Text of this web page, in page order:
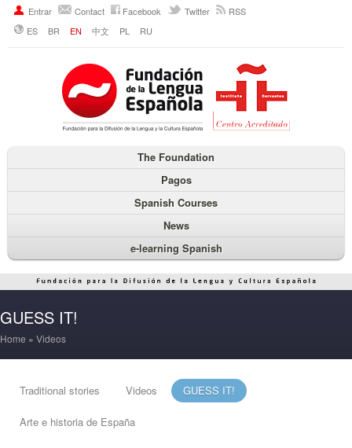
Entrar Contact Facebook Twitter
RSS
ES
BR EN 中文 PL RU
The Foundation
Pagos
Spanish Courses
News
e-learning Spanish
GUESS IT!
Home » Videos
Traditional stories Videos GUESS IT!
Arte e historia de España